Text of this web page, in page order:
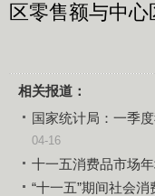
区零售额与中
相关报道：
国家统计局：一季
04-16
十一五消费品市场
“十一五”期间社会